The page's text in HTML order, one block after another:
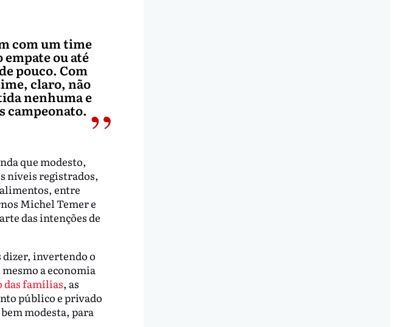
com um time
empate ou até
pouco. Com
claro, não
nenhuma e
campeonato.
que modesto,
níveis registrados,
entre
Michel Temer e
das intenções de
dizer, invertendo o
a economia
famílias, as
público e privado
modesta, para